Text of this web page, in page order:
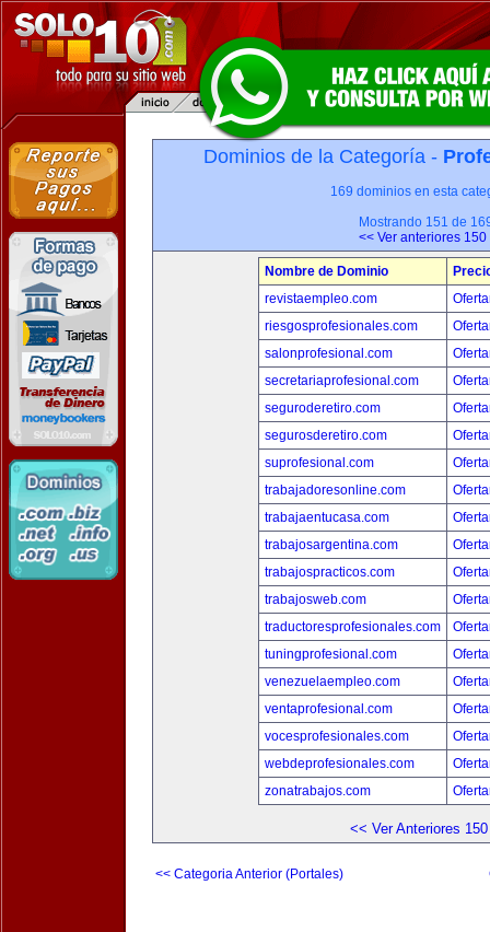
Dominios de la Categoría -
169 dominios en esta
Mostrando 151 de
<< Ver anteriores 150
Nombre de Dominio
revistaempleo.com
riesgosprofesionales.com
salonprofesional.com
secretariaprofesional.com
seguroderetiro.com
segurosderetiro.com
suprofesional.com
trabajadoresonline.com
trabajaentucasa.com
trabajosargentina.com
trabajospracticos.com
trabajosweb.com
traductoresprofesionales.com
tuningprofesional.com
venezuelaempleo.com
ventaprofesional.com
vocesprofesionales.com
webdeprofesionales.com
zonatrabajos.com
<< Ver Anteriores 150
<< Categoria Anterior (Portales)